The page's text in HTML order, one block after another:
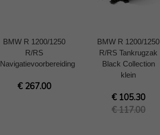
BMW R 1200/1250
R/RS
Navigatievoorbereiding
€ 267.00
BMW R 1200/1250
R/RS Tankrugzak
Black Collection
klein
€ 105.30
€ 117.00